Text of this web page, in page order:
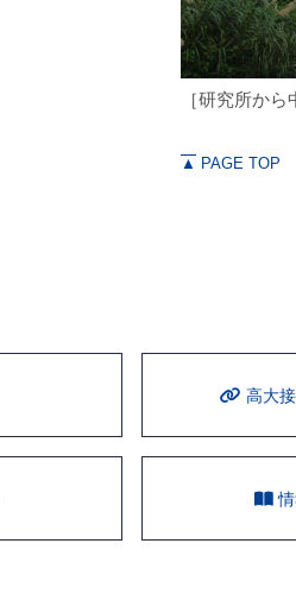
［研究所から
▲ PAGE TOP
⾼⼤